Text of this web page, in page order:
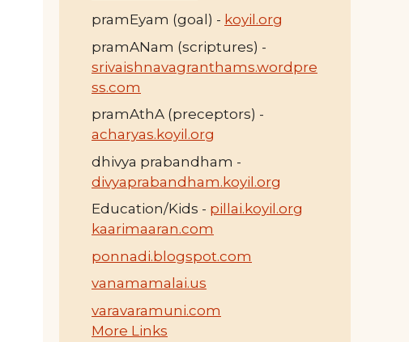
pramEyam (goal) - koyil.org
pramANam (scriptures) -
srivaishnavagranthams.wordpre
ss.com
pramAthA (preceptors) -
acharyas.koyil.org
dhivya prabandham -
divyaprabandham.koyil.org
Education/Kids - pillai.koyil.org
kaarimaaran.com
ponnadi.blogspot.com
vanamamalai.us
varavaramuni.com
More Links